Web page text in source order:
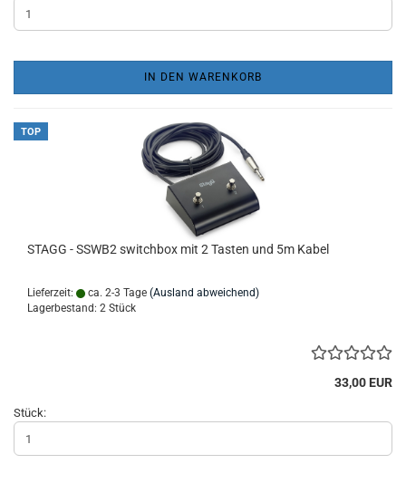
IN DEN WARENKORB
TOP
STAGG - SSWB2 switchbox mit 2 Tasten und 5m Kabel
Lieferzeit: ca. 2-3 Tage (Ausland abweichend)
Lagerbestand: 2 Stück
33,00 EUR
Stück: